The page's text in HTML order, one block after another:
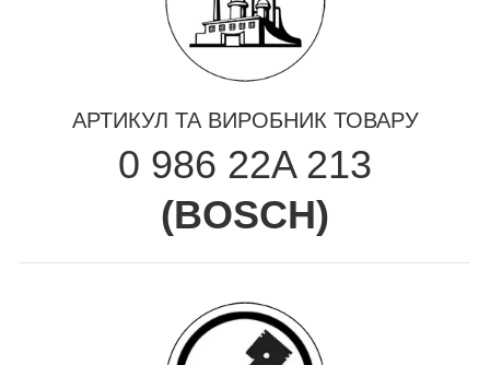
АРТИКУЛ ТА ВИРОБНИК ТОВАРУ
0 986 22A 213
(BOSCH)